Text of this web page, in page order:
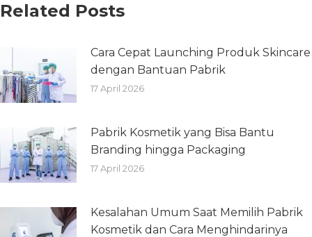
Related Posts
Cara Cepat Launching Produk Skincare
dengan Bantuan Pabrik
17 April 2026
Pabrik Kosmetik yang Bisa Bantu
Branding hingga Packaging
17 April 2026
Kesalahan Umum Saat Memilih Pabrik
Kosmetik dan Cara Menghindarinya